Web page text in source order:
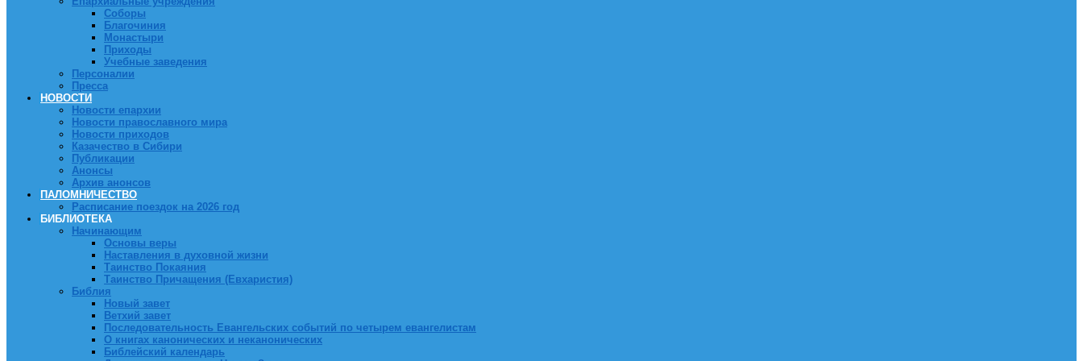
Соборы
Благочиния
Монастыри
Приходы
Учебные заведения
Персоналии
Пресса
НОВОСТИ
Новости епархии
Новости православного мира
Новости приходов
Казачество в Сибири
Публикации
Анонсы
Архив анонсов
ПАЛОМНИЧЕСТВО
Расписание поездок на 2026 год
БИБЛИОТЕКА
Начинающим
Основы веры
Наставления в духовной жизни
Таинство Покаяния
Таинство Причащения (Евхаристия)
Библия
Новый завет
Ветхий завет
Последовательность Евангельских событий по четырем евангелистам
О книгах канонических и неканонических
Библейский календарь